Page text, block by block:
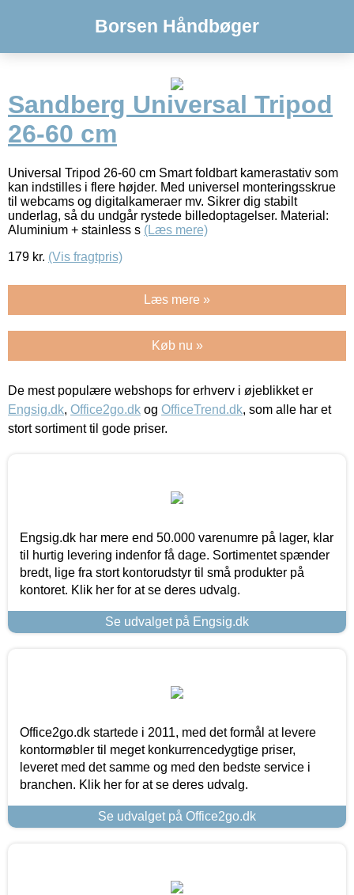
Borsen Håndbøger
Sandberg Universal Tripod
26-60 cm
Universal Tripod 26-60 cm Smart foldbart kamerastativ som
kan indstilles i flere højder. Med universel monteringsskrue
til webcams og digitalkameraer mv. Sikrer dig stabilt
underlag, så du undgår rystede billedoptagelser. Material:
Aluminium + stainless s (Læs mere)
179 kr. (Vis fragtpris)
Læs mere »
Køb nu »
De mest populære webshops for erhverv i øjeblikket er
Engsig.dk, Office2go.dk og OfficeTrend.dk, som alle har et
stort sortiment til gode priser.
Engsig.dk har mere end 50.000 varenumre på lager, klar
til hurtig levering indenfor få dage. Sortimentet spænder
bredt, lige fra stort kontorudstyr til små produkter på
kontoret. Klik her for at se deres udvalg.
Se udvalget på Engsig.dk
Office2go.dk startede i 2011, med det formål at levere
kontormøbler til meget konkurrencedygtige priser,
leveret med det samme og med den bedste service i
branchen. Klik her for at se deres udvalg.
Se udvalget på Office2go.dk